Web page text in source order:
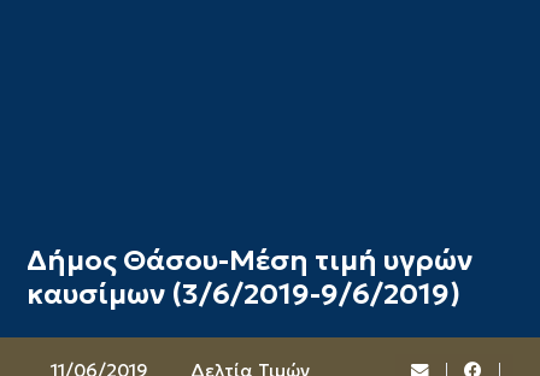
Δήμος Θάσου-Μέση τιμή υγρών
καυσίμων (3/6/2019-9/6/2019)
11/06/2019
Δελτία Τιμών